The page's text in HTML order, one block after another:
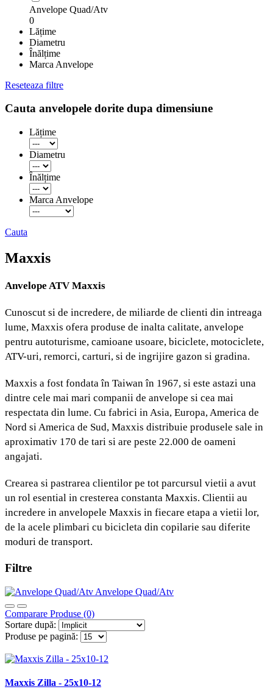
Anvelope Quad/Atv
0
Lățime
Diametru
Înălțime
Marca Anvelope
Reseteaza filtre
Cauta anvelopele dorite dupa dimensiune
Lățime
Diametru
Înălțime
Marca Anvelope
Cauta
Maxxis
Anvelope ATV Maxxis
Cunoscut si de incredere, de miliarde de clienti din intreaga
lume, Maxxis ofera produse de inalta calitate, anvelope
pentru autoturisme, camioane usoare, biciclete, motociclete,
ATV-uri, remorci, carturi, si de ingrijire gazon si gradina.
Maxxis a fost fondata în Taiwan în 1967, si este astazi una
dintre cele mai mari companii de anvelope si cea mai
respectata din lume. Cu fabrici in Asia, Europa, America de
Nord si America de Sud, Maxxis distribuie produsele sale in
aproximativ 170 de tari si are peste 22.000 de oameni
angajati.
Crearea si pastrarea clientilor pe tot parcursul vietii a avut
un rol esential in cresterea constanta Maxxis. Clientii au
incredere in anvelopele Maxxis in fiecare etapa a vietii lor,
de la acele plimbari cu bicicleta din copilarie sau diferite
moduri de transport.
Filtre
Anvelope Quad/Atv
Comparare Produse (0)
Sortare după:
Produse pe pagină:
Maxxis Zilla - 25x10-12